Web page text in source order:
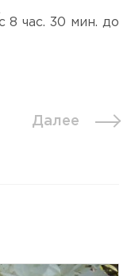
8 час. 30 мин. до
Далее